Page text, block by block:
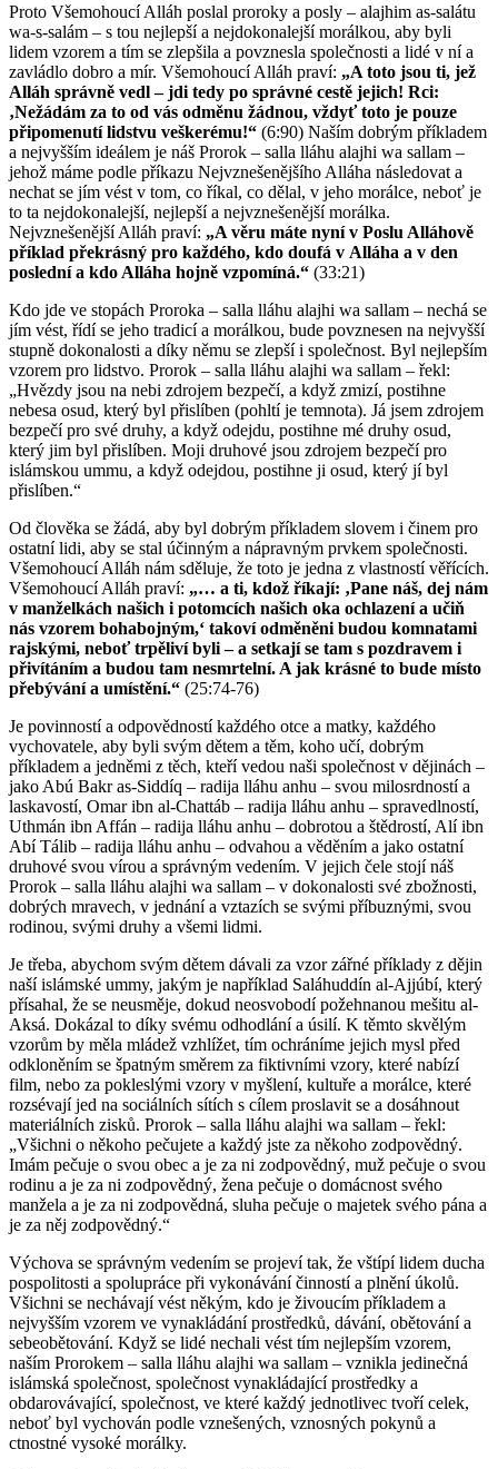
Proto Všemohoucí Alláh poslal proroky a posly – alajhim as-salátu
wa-s-salám – s tou nejlepší a nejdokonalejší morálkou, aby byli
lidem vzorem a tím se zlepšila a povznesla společnosti a lidé v ní a
zavládlo dobro a mír. Všemohoucí Alláh praví: „A toto jsou ti, jež
Alláh správně vedl – jdi tedy po správné cestě jejich! Rci:
‚Nežádám za to od vás odměnu žádnou, vždyť toto je pouze
připomenutí lidstvu veškerému!“ (6:90) Naším dobrým příkladem
a nejvyšším ideálem je náš Prorok – salla lláhu alajhi wa sallam –
jehož máme podle příkazu Nejvznešenějšího Alláha následovat a
nechat se jím vést v tom, co říkal, co dělal, v jeho morálce, neboť je
to ta nejdokonalejší, nejlepší a nejvznešenější morálka.
Nejvznešenější Alláh praví: „A věru máte nyní v Poslu Alláhově
příklad překrásný pro každého, kdo doufá v Alláha a v den
poslední a kdo Alláha hojně vzpomíná.“ (33:21)
Kdo jde ve stopách Proroka – salla lláhu alajhi wa sallam – nechá se
jím vést, řídí se jeho tradicí a morálkou, bude povznesen na nejvyšší
stupně dokonalosti a díky němu se zlepší i společnost. Byl nejlepším
vzorem pro lidstvo. Prorok – salla lláhu alajhi wa sallam – řekl:
„Hvězdy jsou na nebi zdrojem bezpečí, a když zmizí, postihne
nebesa osud, který byl přislíben (pohltí je temnota). Já jsem zdrojem
bezpečí pro své druhy, a když odejdu, postihne mé druhy osud,
který jim byl přislíben. Moji druhové jsou zdrojem bezpečí pro
islámskou ummu, a když odejdou, postihne ji osud, který jí byl
přislíben.“
Od člověka se žádá, aby byl dobrým příkladem slovem i činem pro
ostatní lidi, aby se stal účinným a nápravným prvkem společnosti.
Všemohoucí Alláh nám sděluje, že toto je jedna z vlastností věřících.
Všemohoucí Alláh praví: „… a ti, kdož říkají: ‚Pane náš, dej nám
v manželkách našich i potomcích našich oka ochlazení a učiň
nás vzorem bohabojným,‘ takoví odměněni budou komnatami
rajskými, neboť trpěliví byli – a setkají se tam s pozdravem i
přivítáním a budou tam nesmrtelní. A jak krásné to bude místo
přebývání a umístění.“ (25:74-76)
Je povinností a odpovědností každého otce a matky, každého
vychovatele, aby byli svým dětem a těm, koho učí, dobrým
příkladem a jedněmi z těch, kteří vedou naši společnost v dějinách –
jako Abú Bakr as-Siddíq – radija lláhu anhu – svou milosrdností a
laskavostí, Omar ibn al-Chattáb – radija lláhu anhu – spravedlností,
Uthmán ibn Affán – radija lláhu anhu – dobrotou a štědrostí, Alí ibn
Abí Tálib – radija lláhu anhu – odvahou a věděním a jako ostatní
druhové svou vírou a správným vedením. V jejich čele stojí náš
Prorok – salla lláhu alajhi wa sallam – v dokonalosti své zbožnosti,
dobrých mravech, v jednání a vztazích se svými příbuznými, svou
rodinou, svými druhy a všemi lidmi.
Je třeba, abychom svým dětem dávali za vzor zářné příklady z dějin
naší islámské ummy, jakým je například Saláhuddín al-Ajjúbí, který
přísahal, že se neusměje, dokud neosvobodí požehnanou mešitu al-
Aksá. Dokázal to díky svému odhodlání a úsilí. K těmto skvělým
vzorům by měla mládež vzhlížet, tím ochráníme jejich mysl před
odkloněním se špatným směrem za fiktivními vzory, které nabízí
film, nebo za pokleslými vzory v myšlení, kultuře a morálce, které
rozsévají jed na sociálních sítích s cílem proslavit se a dosáhnout
materiálních zisků. Prorok – salla lláhu alajhi wa sallam – řekl:
„Všichni o někoho pečujete a každý jste za někoho zodpovědný.
Imám pečuje o svou obec a je za ni zodpovědný, muž pečuje o svou
rodinu a je za ni zodpovědný, žena pečuje o domácnost svého
manžela a je za ni zodpovědná, sluha pečuje o majetek svého pána a
je za něj zodpovědný.“
Výchova se správným vedením se projeví tak, že vštípí lidem ducha
pospolitosti a spolupráce při vykonávání činností a plnění úkolů.
Všichni se nechávají vést někým, kdo je živoucím příkladem a
nejvyšším vzorem ve vynakládání prostředků, dávání, obětování a
sebeobětování. Když se lidé nechali vést tím nejlepším vzorem,
naším Prorokem – salla lláhu alajhi wa sallam – vznikla jedinečná
islámská společnost, společnost vynakládající prostředky a
obdarovávající, společnost, ve které každý jednotlivec tvoří celek,
neboť byl vychován podle vznešených, vznosných pokynů a
ctnostné vysoké morálky.